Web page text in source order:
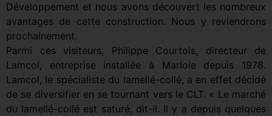
Développement et nous avons découvert les nombreux
avantages de cette construction. Nous y reviendrons
prochainement.
Parmi ces visiteurs, Philippe Courtois, directeur de
Lamcol, entreprise installée à Marloie depuis 1978.
Lamcol, le spécialiste du lamellé-collé, a en effet décidé
de se diversifier en se tournant vers le CLT. « Le marché
du lamellé-collé est saturé, dit-il. Il y a depuis quelques